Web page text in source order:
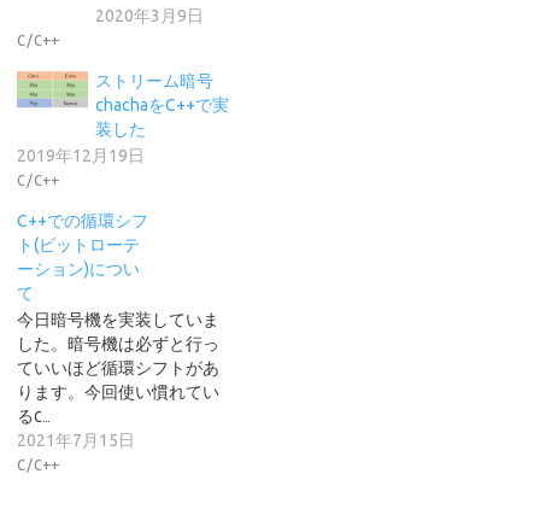
2020年3月9日
C/C++
ストリーム暗号
chachaをC++で実
装した
2019年12月19日
C/C++
C++での循環シフ
ト(ビットローテ
ーション)につい
て
今日暗号機を実装していま
した。暗号機は必ずと行っ
ていいほど循環シフトがあ
ります。今回使い慣れてい
るC…
2021年7月15日
C/C++